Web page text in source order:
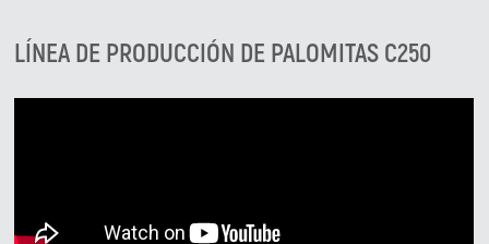
LÍNEA DE PRODUCCIÓN DE PALOMITAS C250